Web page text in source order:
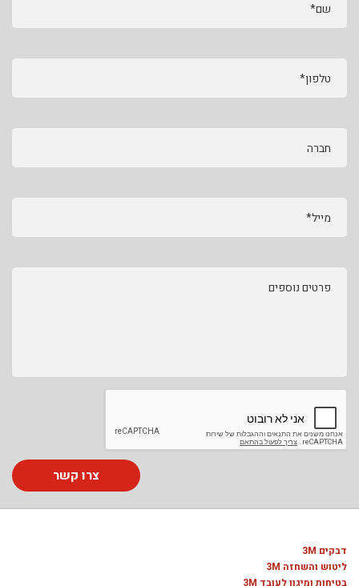
שם*
טלפון*
חברה
מייל*
פרטים נוספים
צרו קשר
דבקים 3M
ליטוש והשחזה 3M
בטיחות ומיגון לעובד 3M